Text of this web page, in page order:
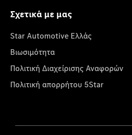
Σχετικά με μας
Star Automotive Ελλάς
Βιωσιμότητα
Πολιτική Διαχείρισης Αναφορών
Πολιτική απορρήτου 5Star